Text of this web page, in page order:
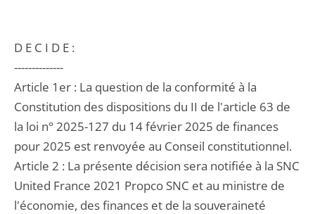
D E C I D E :
--------------
Article 1er : La question de la conformité à la
Constitution des dispositions du II de l'article 63 de
la loi n° 2025-127 du 14 février 2025 de finances
pour 2025 est renvoyée au Conseil constitutionnel.
Article 2 : La présente décision sera notifiée à la SNC
United France 2021 Propco SNC et au ministre de
l'économie, des finances et de la souveraineté